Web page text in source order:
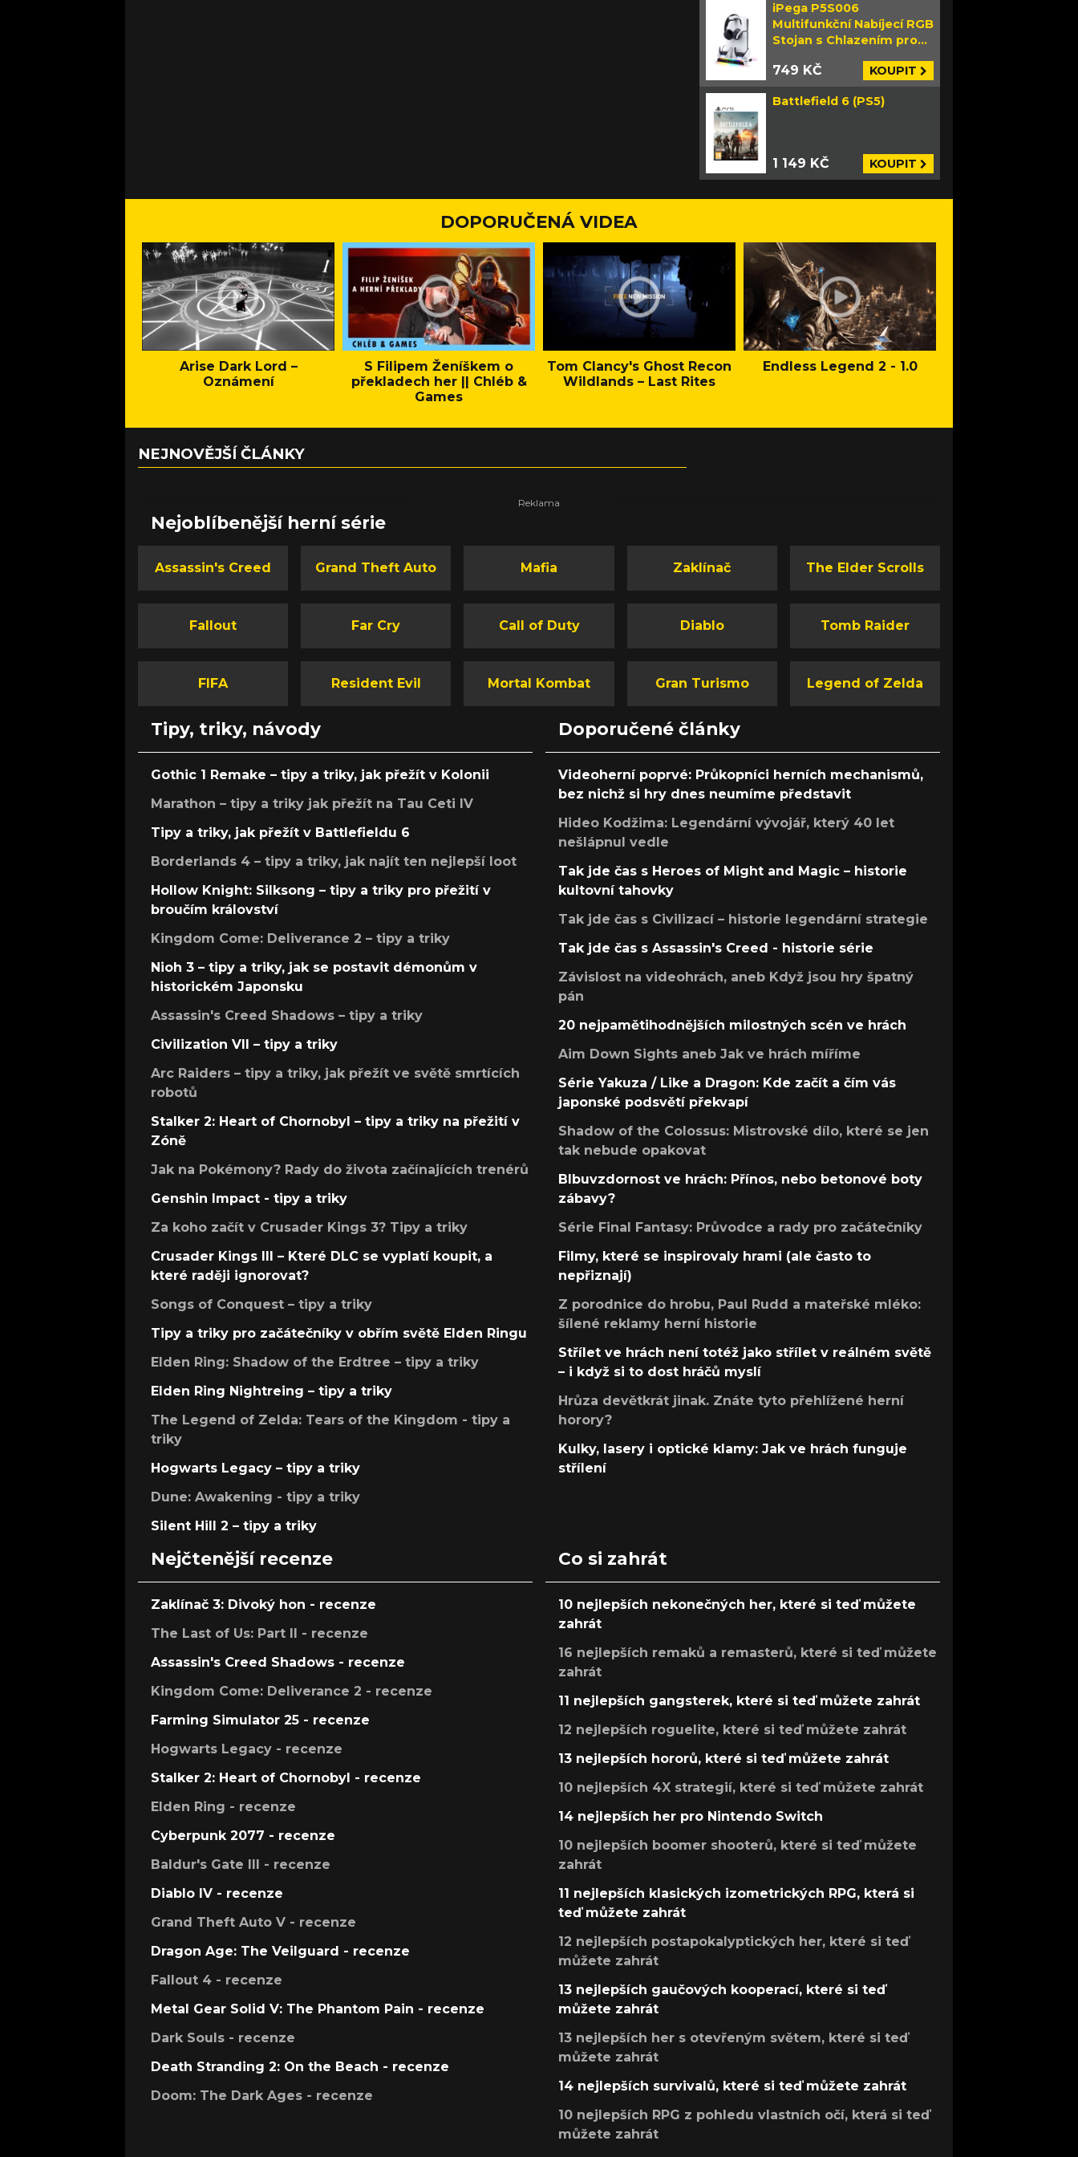
iPega P5S006
Multifunkční Nabíjecí RGB
Stojan s Chlazením pro
749 KČ KOUPIT
Battlefield 6 (PS5)
1 149 KČ KOUPIT
DOPORUČENÁ VIDEA
Arise Dark Lord –
Oznámení
S Filipem Ženíškem o
překladech her || Chléb &
Games
Tom Clancy's Ghost Recon
Wildlands – Last Rites
Endless Legend 2 - 1.0
NEJNOVĚJŠÍ ČLÁNKY
Nejoblíbenější herní série
Assassin's Creed Grand Theft Auto Mafia Zaklínač The Elder Scrolls
Fallout Far Cry Call of Duty Diablo Tomb Raider
FIFA Resident Evil Mortal Kombat Gran Turismo Legend of Zelda
Tipy, triky, návody
Gothic 1 Remake – tipy a triky, jak přežít v Kolonii
Marathon – tipy a triky jak přežít na Tau Ceti IV
Tipy a triky, jak přežít v Battlefieldu 6
Borderlands 4 – tipy a triky, jak najít ten nejlepší loot
Hollow Knight: Silksong – tipy a triky pro přežití v
broučím království
Kingdom Come: Deliverance 2 – tipy a triky
Nioh 3 – tipy a triky, jak se postavit démonům v
historickém Japonsku
Assassin's Creed Shadows – tipy a triky
Civilization VII – tipy a triky
Arc Raiders – tipy a triky, jak přežít ve světě smrtících
robotů
Stalker 2: Heart of Chornobyl – tipy a triky na přežití v
Zóně
Jak na Pokémony? Rady do života začínajících trenérů
Genshin Impact - tipy a triky
Za koho začít v Crusader Kings 3? Tipy a triky
Crusader Kings III – Které DLC se vyplatí koupit, a
které raději ignorovat?
Songs of Conquest – tipy a triky
Tipy a triky pro začátečníky v obřím světě Elden Ringu
Elden Ring: Shadow of the Erdtree – tipy a triky
Elden Ring Nightreing – tipy a triky
The Legend of Zelda: Tears of the Kingdom - tipy a
triky
Hogwarts Legacy – tipy a triky
Dune: Awakening - tipy a triky
Silent Hill 2 – tipy a triky
Doporučené články
Videoherní poprvé: Průkopníci herních mechanismů,
bez nichž si hry dnes neumíme představit
Hideo Kodžima: Legendární vývojář, který 40 let
nešlápnul vedle
Tak jde čas s Heroes of Might and Magic – historie
kultovní tahovky
Tak jde čas s Civilizací – historie legendární strategie
Tak jde čas s Assassin's Creed - historie série
Závislost na videohrách, aneb Když jsou hry špatný
pán
20 nejpamětihodnějších milostných scén ve hrách
Aim Down Sights aneb Jak ve hrách míříme
Série Yakuza / Like a Dragon: Kde začít a čím vás
japonské podsvětí překvapí
Shadow of the Colossus: Mistrovské dílo, které se jen
tak nebude opakovat
Blbuvzdornost ve hrách: Přínos, nebo betonové boty
zábavy?
Série Final Fantasy: Průvodce a rady pro začátečníky
Filmy, které se inspirovaly hrami (ale často to
nepřiznají)
Z porodnice do hrobu, Paul Rudd a mateřské mléko:
šílené reklamy herní historie
Střílet ve hrách není totéž jako střílet v reálném světě
– i když si to dost hráčů myslí
Hrůza devětkrát jinak. Znáte tyto přehlížené herní
horory?
Kulky, lasery i optické klamy: Jak ve hrách funguje
střílení
Nejčtenější recenze
Zaklínač 3: Divoký hon - recenze
The Last of Us: Part II - recenze
Assassin's Creed Shadows - recenze
Kingdom Come: Deliverance 2 - recenze
Farming Simulator 25 - recenze
Hogwarts Legacy - recenze
Stalker 2: Heart of Chornobyl - recenze
Elden Ring - recenze
Cyberpunk 2077 - recenze
Baldur's Gate III - recenze
Diablo IV - recenze
Grand Theft Auto V - recenze
Dragon Age: The Veilguard - recenze
Fallout 4 - recenze
Metal Gear Solid V: The Phantom Pain - recenze
Dark Souls - recenze
Death Stranding 2: On the Beach - recenze
Doom: The Dark Ages - recenze
Co si zahrát
10 nejlepších nekonečných her, které si teď můžete
zahrát
16 nejlepších remaků a remasterů, které si teď můžete
zahrát
11 nejlepších gangsterek, které si teď můžete zahrát
12 nejlepších roguelite, které si teď můžete zahrát
13 nejlepších hororů, které si teď můžete zahrát
10 nejlepších 4X strategií, které si teď můžete zahrát
14 nejlepších her pro Nintendo Switch
10 nejlepších boomer shooterů, které si teď můžete
zahrát
11 nejlepších klasických izometrických RPG, která si
teď můžete zahrát
12 nejlepších postapokalyptických her, které si teď
můžete zahrát
13 nejlepších gaučových kooperací, které si teď
můžete zahrát
13 nejlepších her s otevřeným světem, které si teď
můžete zahrát
14 nejlepších survivalů, které si teď můžete zahrát
10 nejlepších RPG z pohledu vlastních očí, která si teď
můžete zahrát